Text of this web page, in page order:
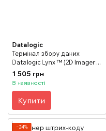
Datalogic
Термінал збору даних
Datalogic Lynx ™ (2D Imager,
Camera 3MPixel)
1 505 грн
В наявності
Купити
−24%